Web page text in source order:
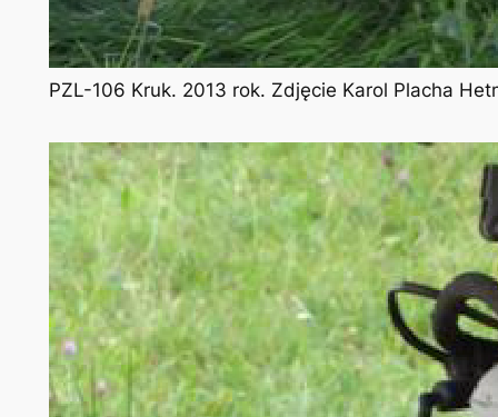
PZL-106 Kruk. 2013 rok. Zdjęcie Karol Placha